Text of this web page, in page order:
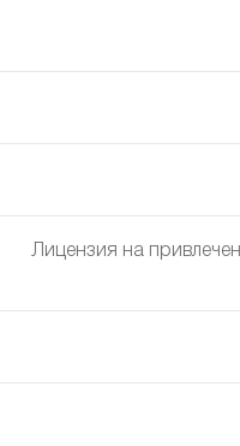
Лицензия на